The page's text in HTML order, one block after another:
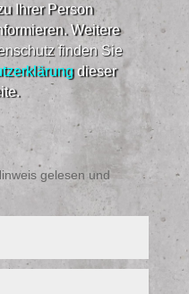
Ihrer Person
Weitere
finden Sie
dieser
gelesen und